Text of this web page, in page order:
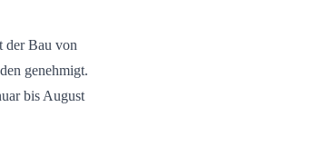
der Bau von
genehmigt.
bis August